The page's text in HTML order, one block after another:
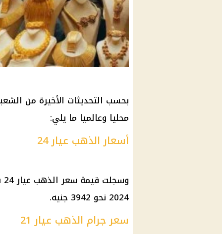
بحسب التحديثات الأخيرة من
محليا وعالميا ما يلي:
أسعار الذهب عيار 24
2024 نحو 3942 جنيه.
سعر جرام الذهب عيار 21